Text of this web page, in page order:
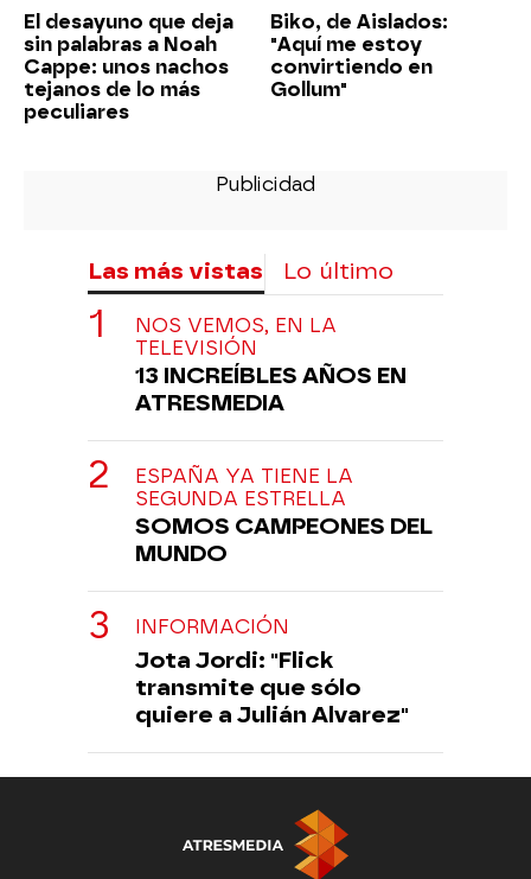
El desayuno que deja
sin palabras a Noah
Cappe: unos nachos
tejanos de lo más
peculiares
Biko, de Aislados:
"Aquí me estoy
convirtiendo en
Gollum"
Las más vistas Lo último
NOS VEMOS, EN LA
TELEVISIÓN
13 INCREÍBLES AÑOS EN
ATRESMEDIA
ESPAÑA YA TIENE LA
SEGUNDA ESTRELLA
SOMOS CAMPEONES DEL
MUNDO
INFORMACIÓN
Jota Jordi: "Flick
transmite que sólo
quiere a Julián Alvarez"